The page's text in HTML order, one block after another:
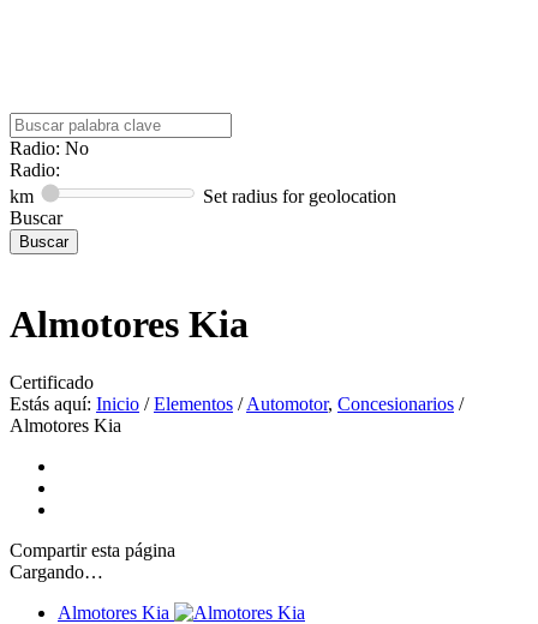
Radio: No
Radio:
km
Set radius for geolocation
Buscar
Almotores Kia
Certificado
Estás aquí: Inicio / Elementos / Automotor, Concesionarios /
Almotores Kia
Compartir esta página
Cargando…
Almotores Kia